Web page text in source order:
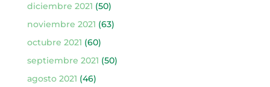
diciembre 2021 (50)
noviembre 2021 (63)
octubre 2021 (60)
septiembre 2021 (50)
agosto 2021 (46)